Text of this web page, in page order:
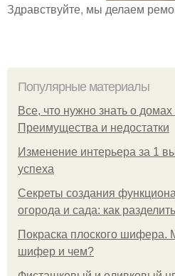
Здравствуйте, мы делаем
Популярные материалы
Все, что нужно знать о домах
Преимущества и недостатки
Изменение интерьера за 1
успеха
Секреты создания
огорода и сада: как
Покраска плоского шифера.
шифер и чем?